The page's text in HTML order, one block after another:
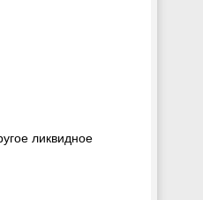
ликвидное